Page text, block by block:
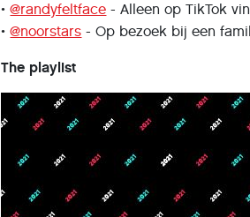
•@randyfeltface - Alleen op TikTok
•@noorstars - Op bezoek bij een
The playlist